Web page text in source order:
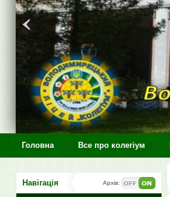
Головна Все про колегіум
Навігація Архів: